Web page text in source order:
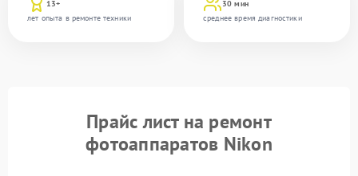
13+
лет опыта в ремонте техники
30 мин
среднее время диагностики
Прайс лист на ремонт
фотоаппаратов Nikon